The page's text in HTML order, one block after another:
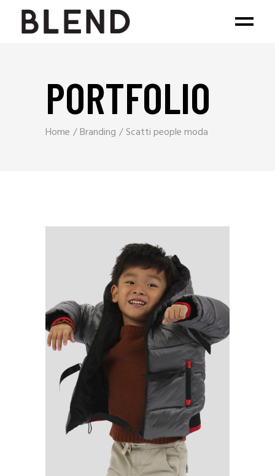
PORTFOLIO
Home Branding Scatti people moda